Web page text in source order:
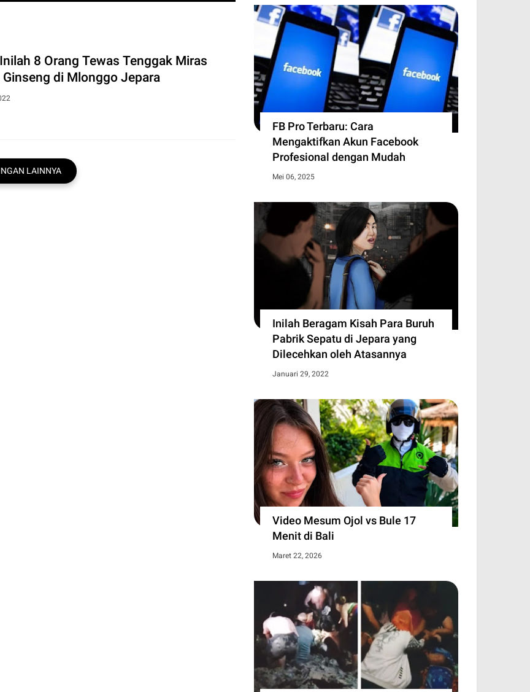
Sakit Kronis Bisa Menjerumuskan Keluarga ke Jurang
Kemiskinan, Perlindungan PBI BPJS Kesehatan Jadi Kebutuhan
Koran - Penyakit kronis tidak hanya menjadi tantangan besar bagi kesehatan masyarakat, tetapi
juga dapat memicu kemiskinan baru. Beban biaya pengobatan jangka p…
8 Orang Tewas Tenggak Miras
Ginseng di Mlonggo Jepara
LAINNYA
FB Pro Terbaru: Cara
Mengaktifkan Akun Facebook
Profesional dengan Mudah
Mei 06, 2025
Inilah Beragam Kisah Para Buruh
Pabrik Sepatu di Jepara yang
Dilecehkan oleh Atasannya
Januari 29, 2022
Video Mesum Ojol vs Bule 17
Menit di Bali
Maret 22, 2026